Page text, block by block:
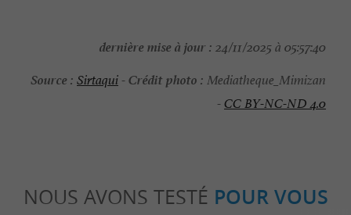
dernière mise à jour : 24/11/2025 à 05:57:40
Source : Sirtaqui-Crédit photo : Mediatheque_Mimizan
-CC BY-NC-ND 4.0
NOUS AVONS TESTÉ POUR VOUS